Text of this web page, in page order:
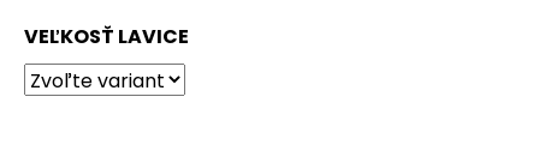
VEĽKOSŤ LAVICE